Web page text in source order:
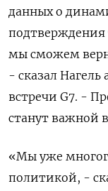
данных о
подтверждения
мы сможем
- сказал Нагель
встречи G7. -
станут важной
«Мы уже
политикой, -